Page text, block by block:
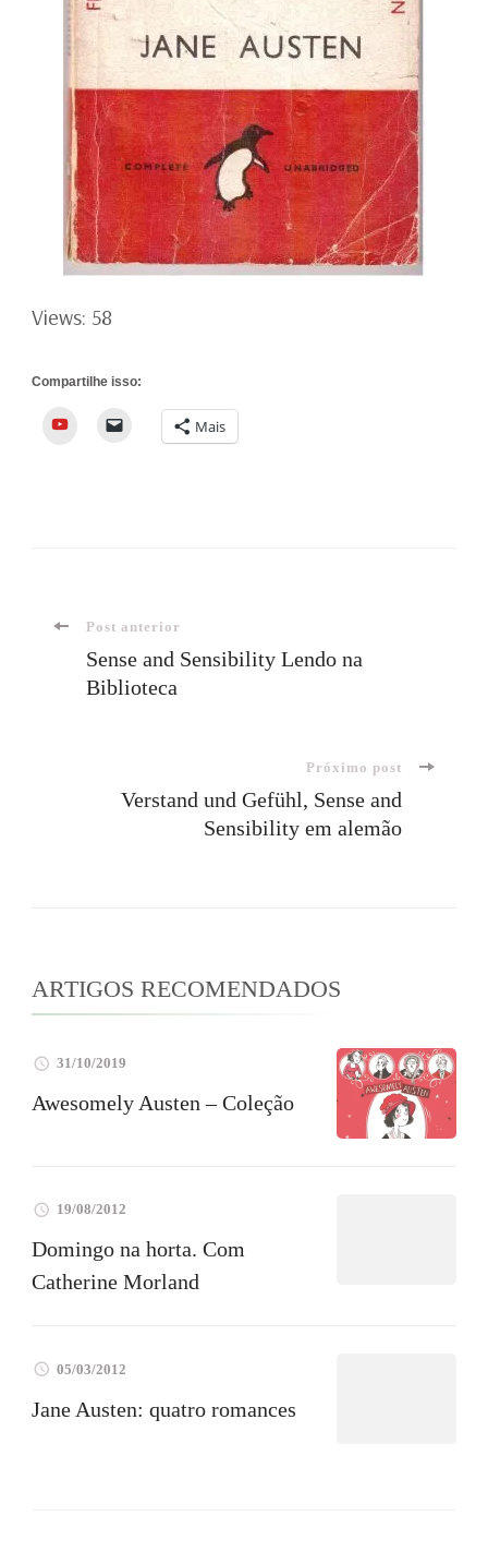
Views: 58
Compartilhe isso:
YouTube Mais
Navegação
Post anterior
Sense and Sensibility Lendo na
Biblioteca
Próximo post
Verstand und Gefühl, Sense and
Sensibility em alemão
ARTIGOS RECOMENDADOS
31/10/2019
Awesomely Austen – Coleção
19/08/2012
Domingo na horta. Com
Catherine Morland
05/03/2012
Jane Austen: quatro romances